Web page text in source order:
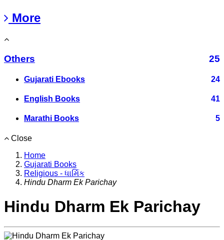
More
Others 25
Gujarati Ebooks 24
English Books 41
Marathi Books 5
Close
Home
Gujarati Books
Religious - ધાર્મિક
Hindu Dharm Ek Parichay
Hindu Dharm Ek Parichay